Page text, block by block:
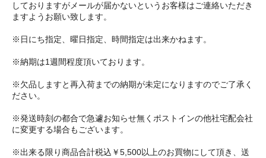
しておりますがメールが届かないというお客様はご連絡いただき
ますようお願い致します。
※日にち指定、曜日指定、時間指定は出来かねます。
※納期は1週間程度頂いております。
※欠品しますと再入荷までの納期が未定になりますのでご了承く
ださい。
※発送時刻の都合で急遽お知らせ無くポストインの他社宅配会社
に変更する場合もございます。
※出来る限り商品合計税込￥5,500以上のお買物にして頂き、送